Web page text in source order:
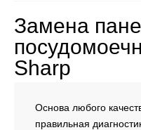
Замена
Sharp
Основа любого
правильная